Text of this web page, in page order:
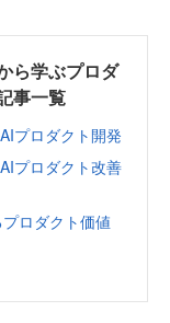
ら学ぶプロダ
事一覧
プロダクト開発
プロダクト改善
ロダクト価値